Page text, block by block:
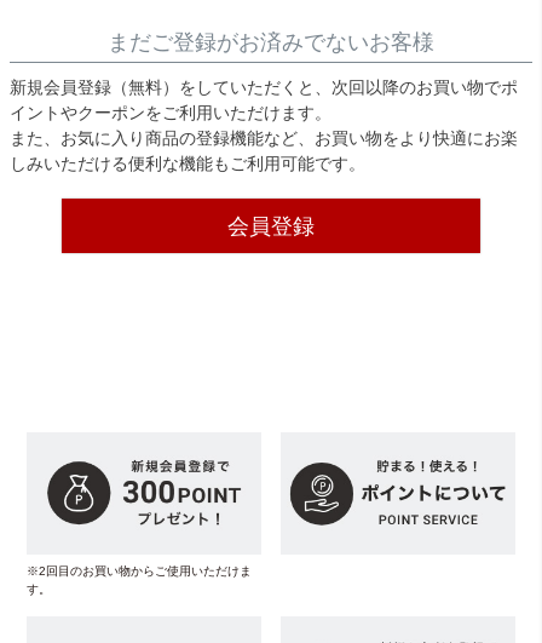
まだご登録がお済みでないお客様
新規会員登録（無料）をしていただくと、次回以降のお買い物でポ
イントやクーポンをご利用いただけます。
また、お気に入り商品の登録機能など、お買い物をより快適にお楽
しみいただける便利な機能もご利用可能です。
会員登録
※2回目のお買い物からご使用いただけま
す。